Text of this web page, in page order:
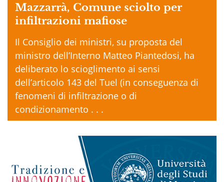
Mazzarrà, Comune sciolto per
infiltrazioni mafiose
Il Consiglio dei ministri, su proposta del
ministro dell’Interno Matteo Piantedosi, ha
deliberato lo scioglimento ai sensi
dell’articolo 143 del Tuel (in conseguenza di
fenomeni di infiltrazione o di
condizionamento . . .